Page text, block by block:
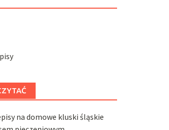
na domowe kluski śląskie